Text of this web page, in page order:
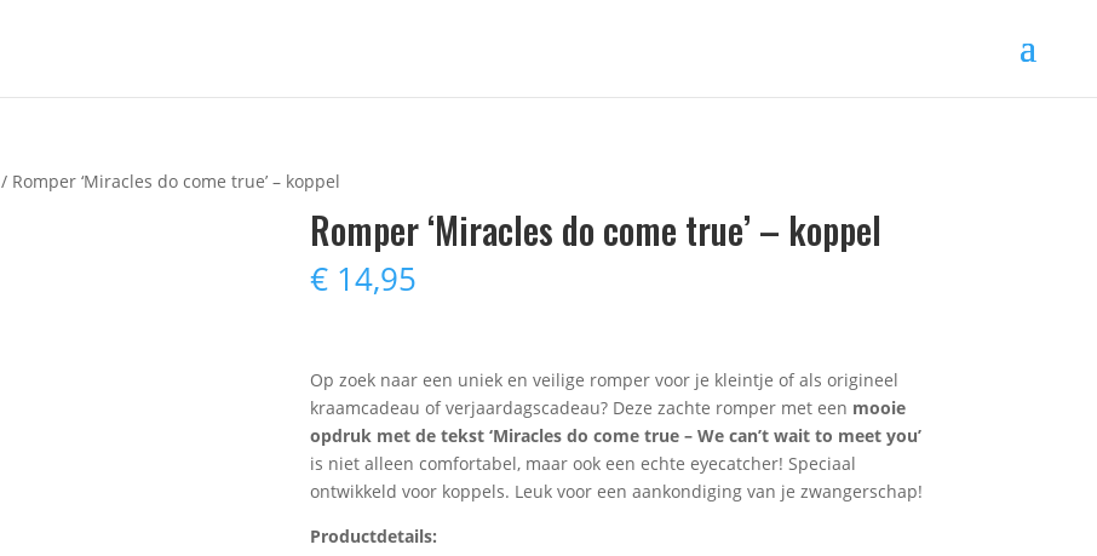
/ Romper ‘Miracles do come true’ – koppel
Romper ‘Miracles do come true’ – koppel
€14,95
Op zoek naar een uniek en veilige romper voor je kleintje of als origineel
kraamcadeau of verjaardagscadeau? Deze zachte romper met een mooie
opdruk met de tekst ‘Miracles do come true – We can’t wait to meet you’
is niet alleen comfortabel, maar ook een echte eyecatcher! Speciaal
ontwikkeld voor koppels. Leuk voor een aankondiging van je zwangerschap!
Productdetails: